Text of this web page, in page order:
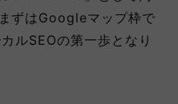
ずはGoogleマップ枠で
ルSEOの第一歩となり